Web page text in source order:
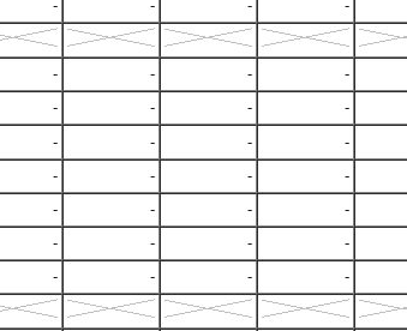
- - -
-
- - -
-
- - -
-
- - -
-
- - -
-
- - -
-
- - -
-
- - -
-